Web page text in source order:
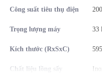
SẤY !
Bảng điều khiển cơ thiết kế
tượng sử dụng.
Công suất tiêu thụ điện
Trọng lượng máy 33
Kích thước (RxSxC)
Chất liệu lồng sấy